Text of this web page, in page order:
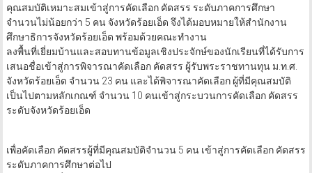
คุณสมบัติเหมาะสมเข้าสู่การคัดเลือก คัดสรร ระดับภาคการศึกษา
จำนวนไม่น้อยกว่า 5 คน จังหวัดร้อยเอ็ด จึงได้มอบหมายให้สำนักงาน
ศึกษาธิการจังหวัดร้อยเอ็ด พร้อมด้วยคณะทำงาน
ลงพื้นที่เยี่ยมบ้านและสอบทานข้อมูลเชิงประจักษ์ของนักเรียนที่ได้รับการ
เสนอชื่อเข้าสู่การพิจารณาคัดเลือก คัดสรร ผู้รับพระราชทานทุน ม.ท.ศ.
จังหวัดร้อยเอ็ด จำนวน 23 คน และได้พิจารณาคัดเลือก ผู้ที่มีคุณสมบัติ
เป็นไปตามหลักเกณฑ์ จำนวน 10 คนเข้าสู่กระบวนการคัดเลือก คัดสรร
ระดับจังหวัดร้อยเอ็ด
เพื่อคัดเลือก คัดสรรผู้ที่มีคุณสมบัติจำนวน 5 คน เข้าสู่การคัดเลือก คัดสรร
ระดับภาคการศึกษาต่อไป